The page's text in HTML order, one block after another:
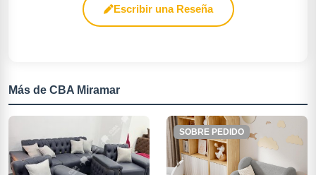
Escribir una Reseña
Más de CBA Miramar
SOBRE PEDIDO